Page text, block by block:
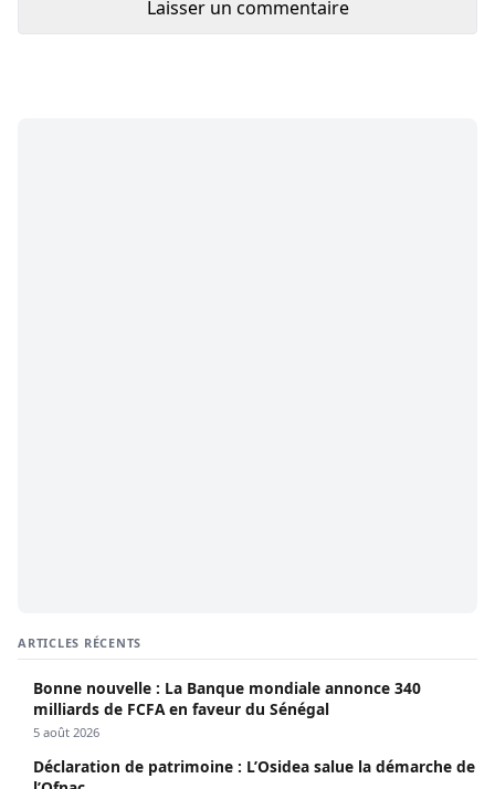
ARTICLES RÉCENTS
Bonne nouvelle : La Banque mondiale annonce 340
milliards de FCFA en faveur du Sénégal
5 août 2026
Déclaration de patrimoine : L’Osidea salue la démarche de